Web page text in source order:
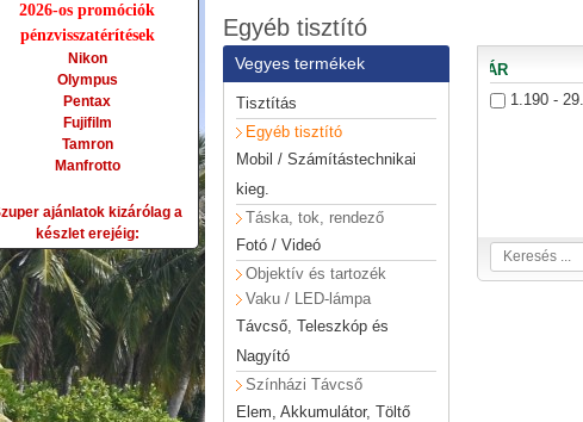
2026-os promóciók
pénzvisszatérítések
Nikon
Olympus
Pentax
Fujifilm
Tamron
Manfrotto
ajánlatok kizárólag a
készlet erejéig:
Egyéb tisztító
Vegyes termékek
Tisztítás
Egyéb tisztító
Mobil / Számítástechnikai
kieg.
Táska, tok, rendező
Fotó / Videó
Objektív és tartozék
Vaku / LED-lámpa
Távcső, Teleszkóp és
Nagyító
Színházi Távcső
Elem, Akkumulátor, Töltő
ÁR
1.190 -